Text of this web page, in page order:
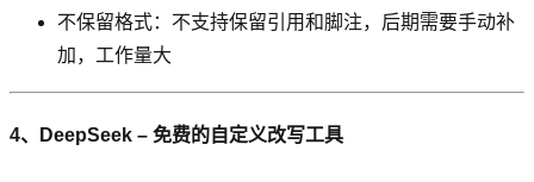
不保留格式：不支持保留引用和脚注，后期需要手动补
加，工作量大
4、DeepSeek – 免费的自定义改写工具